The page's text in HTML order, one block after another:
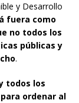
y Desarrollo
fuera como
no todos los
públicas y
.
todos los
ordenar al